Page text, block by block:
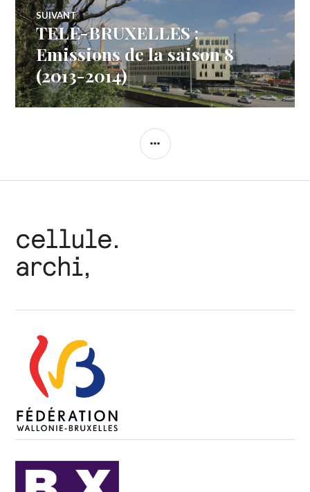
SUIVANT
Article
Suivant:
TELE-BRUXELLES :
Emissions de la saison 8
(2013-2014)
COLONNE